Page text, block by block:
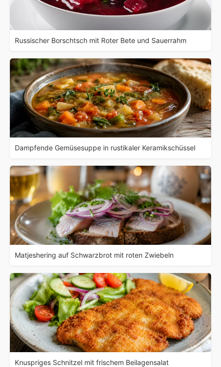
Russischer Borschtsch mit Roter Bete und Sauerrahm
Dampfende Gemüsesuppe in rustikaler Keramikschüssel
Matjeshering auf Schwarzbrot mit roten Zwiebeln
Knuspriges Schnitzel mit frischem Beilagensalat